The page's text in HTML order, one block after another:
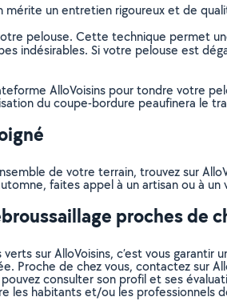
mérite un entretien rigoureux et de
pelouse. Cette technique permet
indésirables. Si votre pelouse est
AlloVoisins pour tondre votre
du coupe-bordure peaufinera le
de votre terrain, trouvez sur
faites appel à un artisan ou à
proches de
sur AlloVoisins, c’est vous garantir
Proche de chez vous, contactez sur
consulter son profil et ses
les habitants et/ou les professionnels